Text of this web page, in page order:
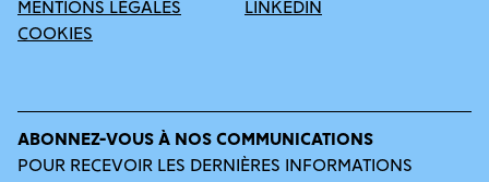
MENTIONS LÉGALES
COOKIES
LINKEDIN
ABONNEZ-VOUS À NOS COMMUNICATIONS
POUR RECEVOIR LES DERNIÈRES INFORMATIONS